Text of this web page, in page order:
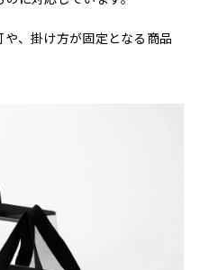
、掛け方が固定となる商品